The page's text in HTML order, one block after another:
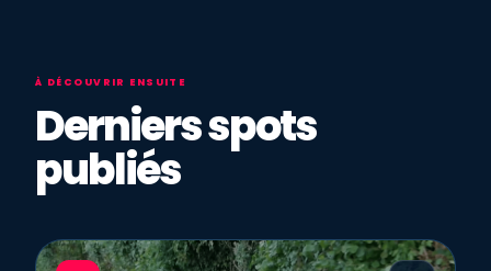
À DÉCOUVRIR ENSUITE
Derniers spots
publiés